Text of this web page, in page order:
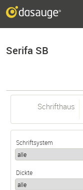
Serifa SB
Schrifthaus
Schriftsystem
Dickte